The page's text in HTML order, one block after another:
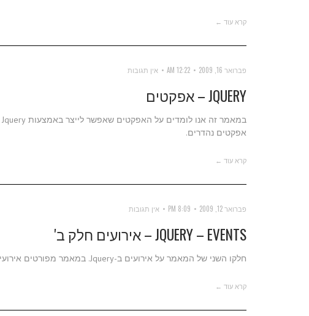
קרא עוד ←
פברואר 16, 2009 12:22 AM אין תגובות
JQUERY – אפקטים
אפקטים נהדרים.
קרא עוד ←
פברואר 12, 2009 8:09 PM אין תגובות
JQUERY – EVENTS – אירועים חלק ב'
חלקו השני של המאמר על אירועים ב-Jquery. במאמר מפורטים אירועים שונים נוספים ושימושיים להפליא.
קרא עוד ←